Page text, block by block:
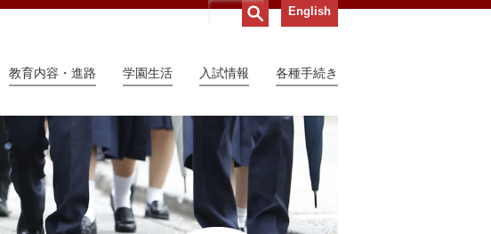
English
教育内容・進路 学園生活 入試情報 各種手続き